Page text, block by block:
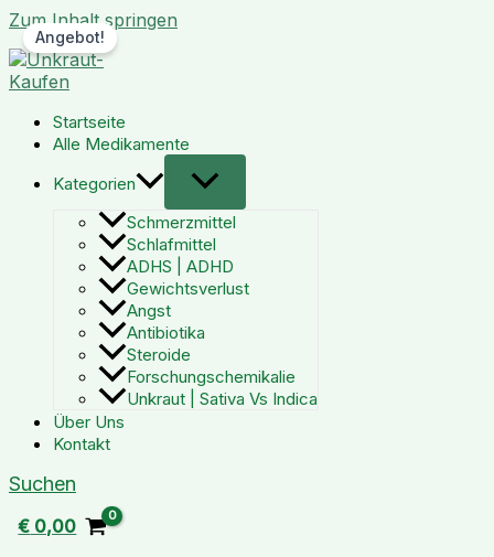
Zum Inhalt springen
Startseite
Alle Medikamente
Kategorien
Schmerzmittel
Schlafmittel
ADHS | ADHD
Gewichtsverlust
Angst
Antibiotika
Steroide
Forschungschemikalie
Unkraut | Sativa Vs Indica
Über Uns
Kontakt
Suchen
€ 0,00
Angebot!